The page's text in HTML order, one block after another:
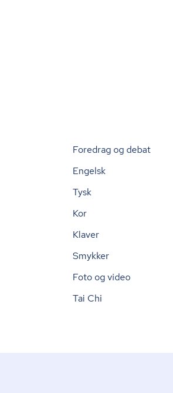
Foredrag og debat
Engelsk
Tysk
Kor
Klaver
Smykker
Foto og video
Tai Chi